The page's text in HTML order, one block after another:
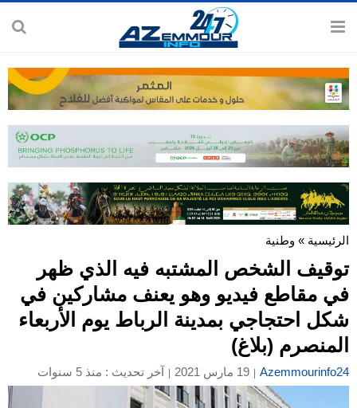
الرئيسية » وطنية
توقيف الشخص المشتبه فيه الذي ظهر
في مقاطع فيديو وهو يعنف مشاركين في
شكل احتجاجي بمدينة الرباط يوم الأربعاء
المنصرم (بلاغ)
Azemmourinfo24 19 مارس 2021 آخر تحديث : منذ 5 سنوات